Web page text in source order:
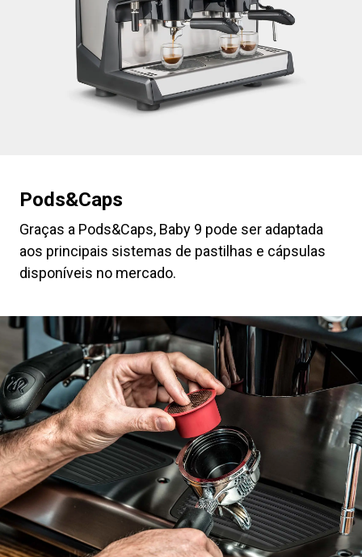
Pods&Caps
Graças a Pods&Caps, Baby 9 pode ser adaptada
aos principais sistemas de pastilhas e cápsulas
disponíveis no mercado.